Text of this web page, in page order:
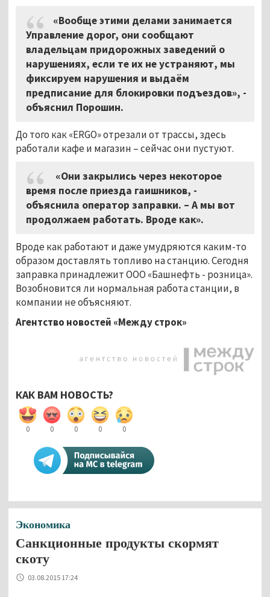
«Вообще этими делами занимается
Управление дорог, они сообщают
владельцам придорожных заведений о
нарушениях, если те их не устраняют, мы
фиксируем нарушения и выдаём
предписание для блокировки подъездов», -
объяснил Порошин.
До того как «ERGO» отрезали от трассы, здесь
работали кафе и магазин – сейчас они пустуют.
«Они закрылись через некоторое
время после приезда гаишников, -
объяснила оператор заправки. – А мы вот
продолжаем работать. Вроде как».
Вроде как работают и даже умудряются каким-то
образом доставлять топливо на станцию. Сегодня
заправка принадлежит ООО «Башнефть - розница».
Возобновится ли нормальная работа станции, в
компании не объясняют.
Агентство новостей «Между строк»
КАК ВАМ НОВОСТЬ?
0 0 0 0 0
Экономика
Санкционные продукты скормят
скоту
03.08.2015 17:24